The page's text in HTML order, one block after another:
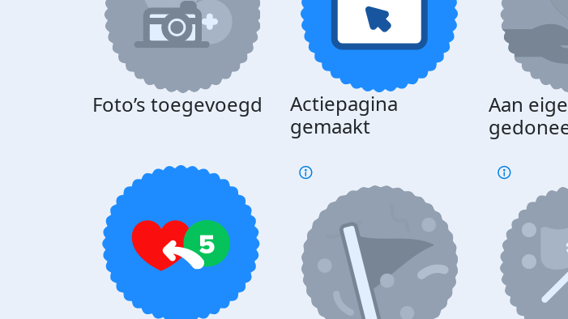
Foto’s toegevoegd
Actiepagina
gemaakt
Aan